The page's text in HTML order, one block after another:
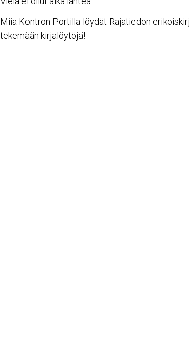
Miia Kontron Portilla löydät Rajatiedon
tekemään kirjalöytöjä!